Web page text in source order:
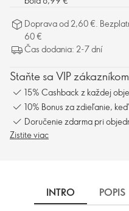
Doprava od 2,60 €.
60 €
Čas dodania: 2-7 dní
Staňte sa VIP
15% Cashback z každej
10% Bonus za zdieľanie,
Doručenie zdarma pri
Zistite viac
INTRO POPIS